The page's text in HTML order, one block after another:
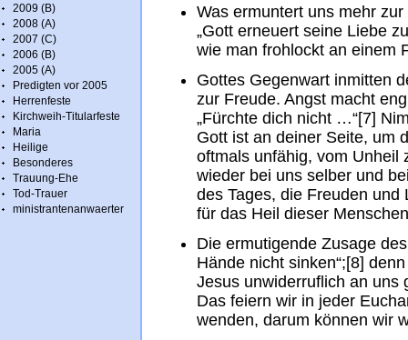
2009 (B)
2008 (A)
2007 (C)
2006 (B)
2005 (A)
Predigten vor 2005
Herrenfeste
Kirchweih-Titularfeste
Maria
Heilige
Besonderes
Trauung-Ehe
Tod-Trauer
ministrantenanwaerter
Was ermuntert uns mehr
„Gott erneuert seine Liebe
wie man frohlockt an einem
Gottes Gegenwart inmitten
zur Freude. Angst macht
„Fürchte dich nicht …“[7]
Gott ist an deiner Seite, um
oftmals unfähig, vom Unheil
wieder bei uns selber und
des Tages, die Freuden
für das Heil dieser
Die ermutigende Zusage
Hände nicht sinken“;[8]
Jesus unwiderruflich an uns
Das feiern wir in jeder
wenden, darum können wir